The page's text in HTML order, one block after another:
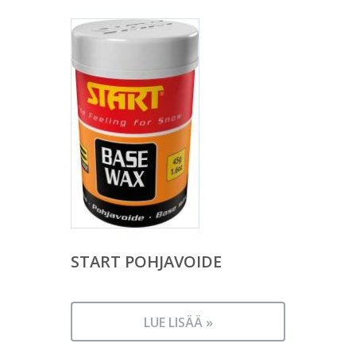
START POHJAVOIDE
LUE LISÄÄ »